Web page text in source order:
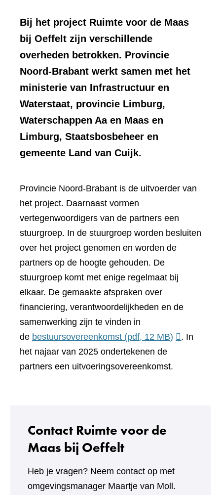
Bij het project Ruimte voor de Maas
bij Oeffelt zijn verschillende
overheden betrokken. Provincie
Noord-Brabant werkt samen met het
ministerie van Infrastructuur en
Waterstaat, provincie Limburg,
Waterschappen Aa en Maas en
Limburg, Staatsbosbeheer en
gemeente Land van Cuijk.
Provincie Noord-Brabant is de uitvoerder van
het project. Daarnaast vormen
vertegenwoordigers van de partners een
stuurgroep. In de stuurgroep worden besluiten
over het project genomen en worden de
partners op de hoogte gehouden. De
stuurgroep komt met enige regelmaat bij
elkaar. De gemaakte afspraken over
financiering, verantwoordelijkheden en de
samenwerking zijn te vinden in
de bestuursovereenkomst (pdf, 12 MB)
. In
het najaar van 2025 ondertekenen de
partners een uitvoeringsovereenkomst.
Contact Ruimte voor de
Maas bij Oeffelt
Heb je vragen? Neem contact op met
omgevingsmanager Maartje van Moll.